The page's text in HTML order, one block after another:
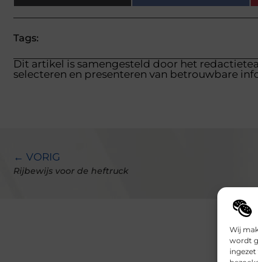
Wij
wordt
Tags:
Dit artikel is samengesteld door het
selecteren en presenteren van betrouwbare
← VORIG
Rijbewijs voor de heftruck